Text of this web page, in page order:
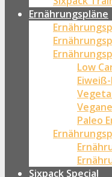
Ernährungspläne
Low
Paleo
Sixpack Special